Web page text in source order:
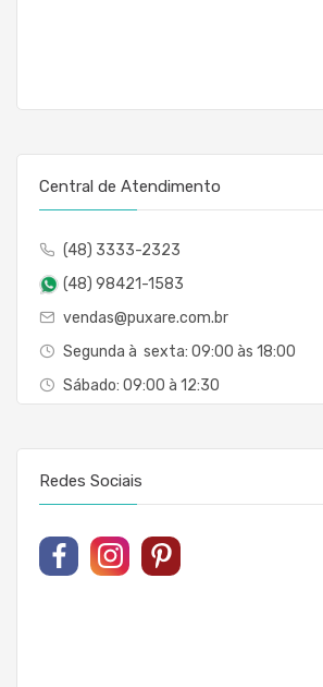
Central de Atendimento
(48) 3333-2323
(48) 98421-1583
vendas@puxare.com.br
Segunda à sexta: 09:00 às 18:00
Sábado: 09:00 à 12:30
Redes Sociais